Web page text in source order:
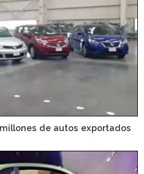
de autos exportados